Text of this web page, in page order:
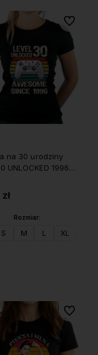
na 30 urodziny
UNLOCKED 1996
Rozmiar:
S M L XL
Do
Do